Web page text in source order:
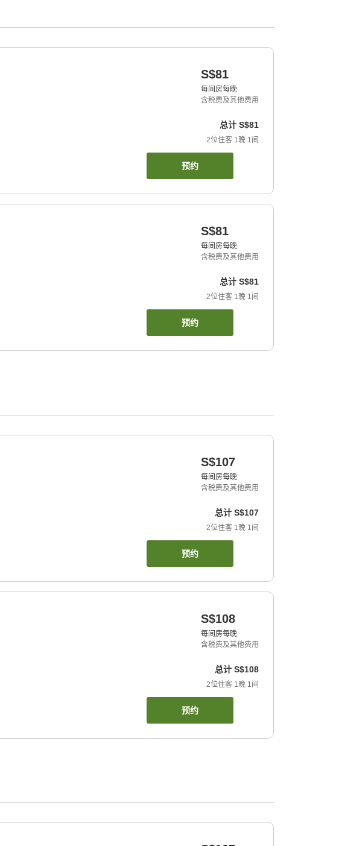
S$81
每间房每晚
含税费及其他费用
总计 S$81
2位住客 1晚 1间
预约
S$81
每间房每晚
含税费及其他费用
总计 S$81
2位住客 1晚 1间
预约
S$107
每间房每晚
含税费及其他费用
总计 S$107
2位住客 1 晚 1 间
预约
S$108
每间房每晚
含税费及其他费用
总计 S$108
2位住客 1 晚 1 间
预约